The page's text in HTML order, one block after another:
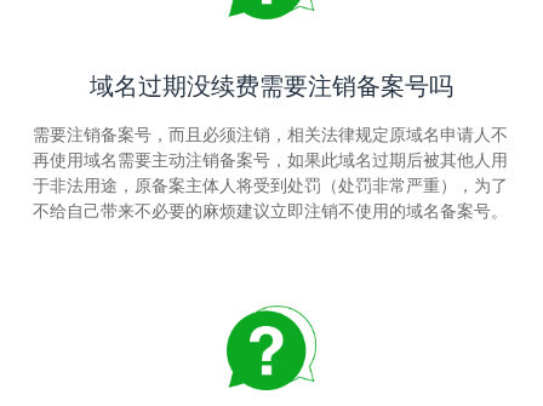
域名过期没续费需要注销备案号吗
需要注销备案号，而且必须注销，相关法律规定原域名申请人不
再使用域名需要主动注销备案号，如果此域名过期后被其他人用
于非法用途，原备案主体人将受到处罚（处罚非常严重），为了
不给自己带来不必要的麻烦建议立即注销不使用的域名备案号。